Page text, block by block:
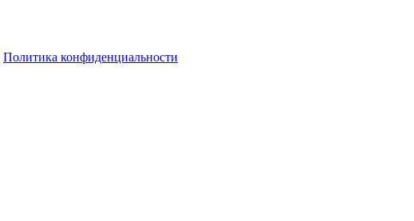
Политика конфиденциальности